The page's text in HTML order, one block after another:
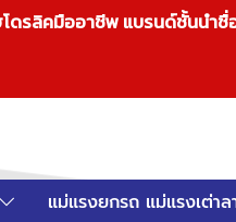
รลิคมืออาชีพ แบรนด์ชั้นนำ
แม่แรงยกรถ แม่แรงเต่าล